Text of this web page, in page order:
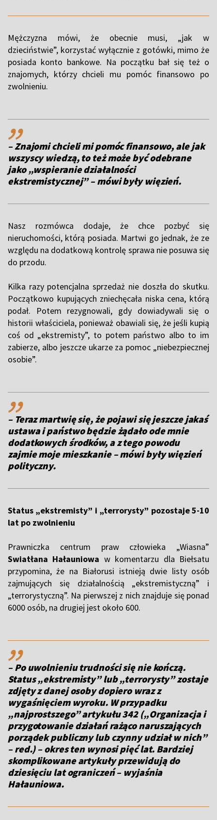
Mężczyzna mówi, że obecnie musi, „jak w
dzieciństwie”, korzystać wyłącznie z gotówki, mimo że
posiada konto bankowe. Na początku bał się też o
znajomych, którzy chcieli mu pomóc finansowo po
zwolnieniu.
,,
– Znajomi chcieli mi pomóc finansowo, ale jak
wszyscy wiedzą, to też może być odebrane
jako „wspieranie działalności
ekstremistycznej” – mówi były więzień.
Nasz rozmówca dodaje, że chce pozbyć się
nieruchomości, którą posiada. Martwi go jednak, że ze
względu na dodatkową kontrolę sprawa nie posuwa się
do przodu.
Kilka razy potencjalna sprzedaż nie doszła do skutku.
Początkowo kupujących zniechęcała niska cena, którą
podał. Potem rezygnowali, gdy dowiadywali się o
historii właściciela, ponieważ obawiali się, że jeśli kupią
coś od „ekstremisty”, to potem państwo albo to im
zabierze, albo jeszcze ukarze za pomoc „niebezpiecznej
osobie”.
,,
– Teraz martwię się, że pojawi się jeszcze jakaś
ustawa i państwo będzie żądało ode mnie
dodatkowych środków, a z tego powodu
zajmie moje mieszkanie – mówi były więzień
polityczny.
Status „ekstremisty” i „terrorysty” pozostaje 5-10
lat po zwolnieniu
Prawniczka centrum praw człowieka „Wiasna”
Swiatłana Hałauniowa w komentarzu dla Biełsatu
przypomina, że na Białorusi istnieją dwie listy osób
zajmujących się działalnością „ekstremistyczną” i
„terrorystyczną”. Na pierwszej z nich znajduje się ponad
6000 osób, na drugiej jest około 600.
,,
– Po uwolnieniu trudności się nie kończą.
Status „ekstremisty” lub „terrorysty” zostaje
zdjęty z danej osoby dopiero wraz z
wygaśnięciem wyroku. W przypadku
„najprostszego” artykułu 342 („Organizacja i
przygotowanie działań rażąco naruszających
porządek publiczny lub czynny udział w nich”
– red.) – okres ten wynosi pięć lat. Bardziej
skomplikowane artykuły przewidują do
dziesięciu lat ograniczeń – wyjaśnia
Hałauniowa.